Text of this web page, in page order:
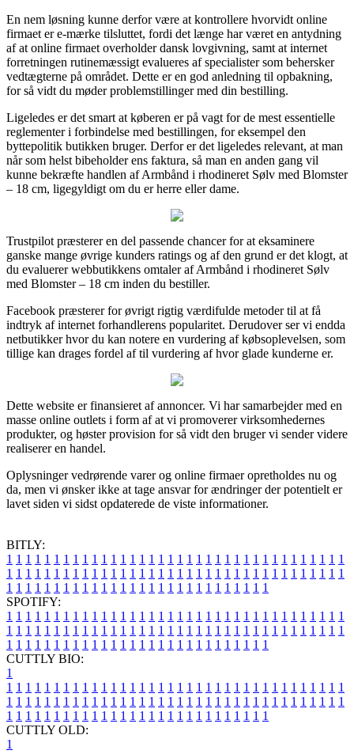
En nem løsning kunne derfor være at kontrollere hvorvidt online
firmaet er e-mærke tilsluttet, fordi det længe har været en antydning
af at online firmaet overholder dansk lovgivning, samt at internet
forretningen rutinemæssigt evalueres af specialister som behersker
vedtægterne på området. Dette er en god anledning til opbakning,
for så vidt du møder problemstillinger med din bestilling.
Ligeledes er det smart at køberen er på vagt for de mest essentielle
reglementer i forbindelse med bestillingen, for eksempel den
byttepolitik butikken bruger. Derfor er det ligeledes relevant, at man
når som helst bibeholder ens faktura, så man en anden gang vil
kunne bekræfte handlen af Armbånd i rhodineret Sølv med Blomster
– 18 cm, ligegyldigt om du er herre eller dame.
Trustpilot præsterer en del passende chancer for at eksaminere
ganske mange øvrige kunders ratings og af den grund er det klogt, at
du evaluerer webbutikkens omtaler af Armbånd i rhodineret Sølv
med Blomster – 18 cm inden du bestiller.
Facebook præsterer for øvrigt rigtig værdifulde metoder til at få
indtryk af internet forhandlerens popularitet. Derudover ser vi endda
netbutikker hvor du kan notere en vurdering af købsoplevelsen, som
tillige kan drages fordel af til vurdering af hvor glade kunderne er.
Dette website er finansieret af annoncer. Vi har samarbejder med en
masse online outlets i form af at vi promoverer virksomhedernes
produkter, og høster provision for så vidt den bruger vi sender videre
realiserer en handel.
Oplysninger vedrørende varer og online firmaer opretholdes nu og
da, men vi ønsker ikke at tage ansvar for ændringer der potentielt er
lavet siden vi sidst opdaterede de viste informationer.
BITLY:
1 1 1 1 1 1 1 1 1 1 1 1 1 1 1 1 1 1 1 1 1 1 1 1 1 1 1 1 1 1 1 1 1 1 1 1
1 1 1 1 1 1 1 1 1 1 1 1 1 1 1 1 1 1 1 1 1 1 1 1 1 1 1 1 1 1 1 1 1 1 1 1
1 1 1 1 1 1 1 1 1 1 1 1 1 1 1 1 1 1 1 1 1 1 1 1 1 1 1 1
SPOTIFY:
1 1 1 1 1 1 1 1 1 1 1 1 1 1 1 1 1 1 1 1 1 1 1 1 1 1 1 1 1 1 1 1 1 1 1 1
1 1 1 1 1 1 1 1 1 1 1 1 1 1 1 1 1 1 1 1 1 1 1 1 1 1 1 1 1 1 1 1 1 1 1 1
1 1 1 1 1 1 1 1 1 1 1 1 1 1 1 1 1 1 1 1 1 1 1 1 1 1 1 1
CUTTLY BIO:
1
1 1 1 1 1 1 1 1 1 1 1 1 1 1 1 1 1 1 1 1 1 1 1 1 1 1 1 1 1 1 1 1 1 1 1 1
1 1 1 1 1 1 1 1 1 1 1 1 1 1 1 1 1 1 1 1 1 1 1 1 1 1 1 1 1 1 1 1 1 1 1 1
1 1 1 1 1 1 1 1 1 1 1 1 1 1 1 1 1 1 1 1 1 1 1 1 1 1 1 1
CUTTLY OLD:
1